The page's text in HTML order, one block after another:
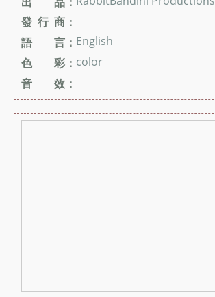
發 行 商：
語 言： English
色 彩： color
音 效：